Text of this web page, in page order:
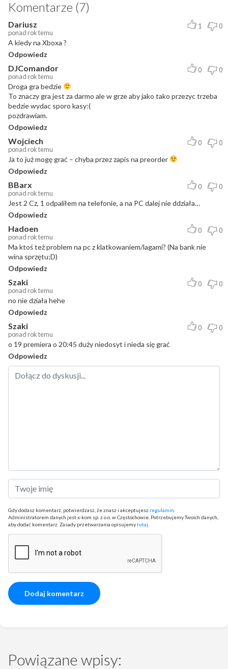
Komentarze (7)
Dariusz
ponad rok temu
1 0
A kiedy na Xboxa ?
Odpowiedz
DJComandor
ponad rok temu
0 0
Droga gra bedzie
To znaczy gra jest za darmo ale w grze aby jako tako przezyc trzeba
bedzie wydac sporo kasy:(
pozdrawiam.
Odpowiedz
Wojciech
ponad rok temu
0 0
Ja to już mogę grać – chyba przez zapis na preorder
Odpowiedz
BBarx
ponad rok temu
0 0
Jest 2 Cz, 1 odpaliłem na telefonie, a na PC dalej nie ddziała…
Odpowiedz
Hadoen
ponad rok temu
0 0
Ma ktoś też problem na pc z klatkowaniem/lagami? (Na bank nie
wina sprzętu;D)
Odpowiedz
Szaki
ponad rok temu
0 0
no nie działa hehe
Odpowiedz
Szaki
ponad rok temu
0 0
o 19 premiera o 20:45 duży niedosyt i nieda się grać
Odpowiedz
Gdy dodasz komentarz, potwierdzasz, że znasz i akceptujesz regulamin
Administratorem danych jest x-kom sp. z o.o. w Częstochowie. Potrzebujemy Twoich danych,
aby dodać komentarz. Zasady przetwarzania opisujemytutaj
Powiązane wpisy: